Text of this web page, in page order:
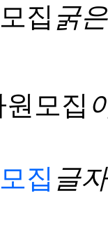
집 굵
모집
집 글